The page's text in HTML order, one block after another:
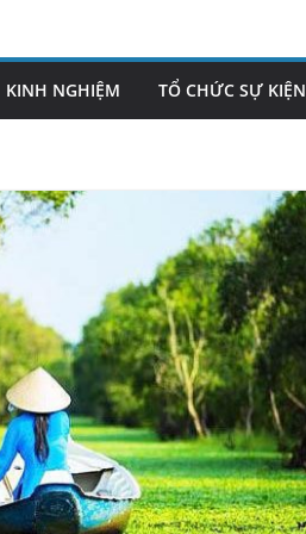
KINH NGHIỆM TỔ CHỨC SỰ KIỆN